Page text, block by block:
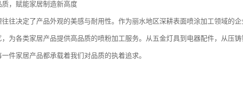
，赋能家居制造新高度
往决定了产品外观的美感与耐用性。作为丽水地区深耕表面喷涂加工领域的
为各类家居产品提供高品质的喷粉加工服务。从五金灯具到电器配件，从压铸
件家居产品都承载着我们对品质的执着追求。